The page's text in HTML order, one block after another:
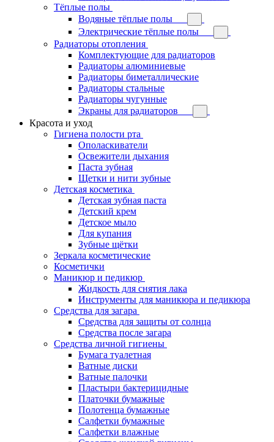
Тёплые полы
Водяные тёплые полы
Электрические тёплые полы
Радиаторы отопления
Комплектующие для радиаторов
Радиаторы алюминиевые
Радиаторы биметаллические
Радиаторы стальные
Радиаторы чугунные
Экраны для радиаторов
Красота и уход
Гигиена полости рта
Ополаскиватели
Освежители дыхания
Паста зубная
Щетки и нити зубные
Детская косметика
Детская зубная паста
Детский крем
Детское мыло
Для купания
Зубные щётки
Зеркала косметические
Косметички
Маникюр и педикюр
Жидкость для снятия лака
Инструменты для маникюра и педикюра
Средства для загара
Средства для защиты от солнца
Средства после загара
Средства личной гигиены
Бумага туалетная
Ватные диски
Ватные палочки
Пластыри бактерицидные
Платочки бумажные
Полотенца бумажные
Салфетки бумажные
Салфетки влажные